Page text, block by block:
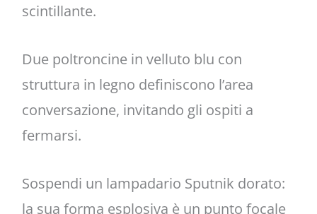
scintillante.
Due poltroncine in velluto blu con
struttura in legno definiscono l’area
conversazione, invitando gli ospiti a
fermarsi.
Sospendi un lampadario Sputnik dorato:
la sua forma esplosiva è un punto focale